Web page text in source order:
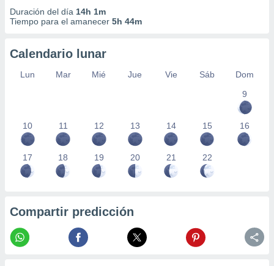
Duración del día 14h 1m
Tiempo para el amanecer 5h 44m
Calendario lunar
Lun Mar Mié Jue Vie Sáb
Dom
9
10 11 12 13 14 15 16
17 18 19 20 21 22
Compartir predicción